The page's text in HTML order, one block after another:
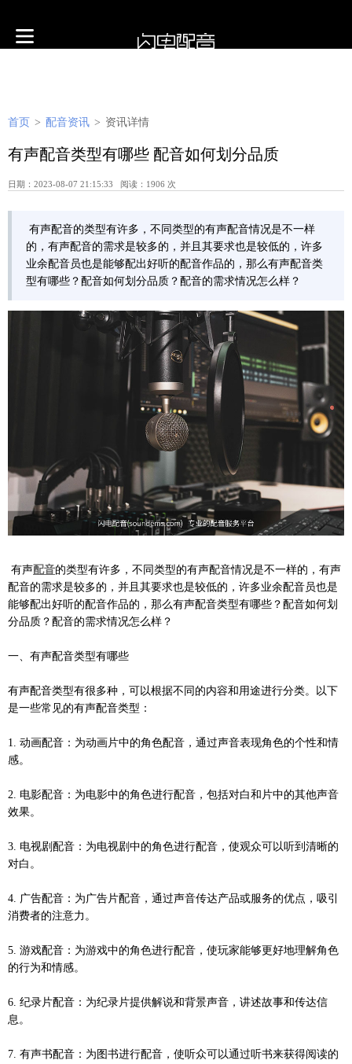
首页 > 配音资讯 > 资讯详情
有声配音类型有哪些 配音如何划分品质
日期：2023-08-07 21:15:33 阅读：1906 次
​ 有声配音的类型有许多，不同类型的有声配音情况是不一样
的，有声配音的需求是较多的，并且其要求也是较低的，许多
业余配音员也是能够配出好听的配音作品的，那么有声配音类
型有哪些？配音如何划分品质？配音的需求情况怎么样？
有声配音的类型有许多，不同类型的有声配音情况是不一样的，有声
配音的需求是较多的，并且其要求也是较低的，许多业余配音员也是
能够配出好听的配音作品的，那么有声配音类型有哪些？配音如何划
分品质？配音的需求情况怎么样？
一、有声配音类型有哪些
有声配音类型有很多种，可以根据不同的内容和用途进行分类。以下
是一些常见的有声配音类型：
1. 动画配音：为动画片中的角色配音，通过声音表现角色的个性和情
感。
2. 电影配音：为电影中的角色进行配音，包括对白和片中的其他声音
效果。
3. 电视剧配音：为电视剧中的角色进行配音，使观众可以听到清晰的
对白。
4. 广告配音：为广告片配音，通过声音传达产品或服务的优点，吸引
消费者的注意力。
5. 游戏配音：为游戏中的角色进行配音，使玩家能够更好地理解角色
的行为和情感。
6. 纪录片配音：为纪录片提供解说和背景声音，讲述故事和传达信
息。
7. 有声书配音：为图书进行配音，使听众可以通过听书来获得阅读的